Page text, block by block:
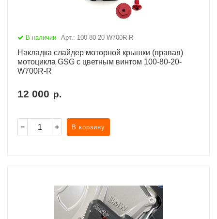
В наличии Арт.: 100-80-20-W700R-R
Накладка слайдер моторной крышки (правая)
мотоцикла GSG с цветным винтом 100-80-20-
W700R-R
12 000 р.
В корзину